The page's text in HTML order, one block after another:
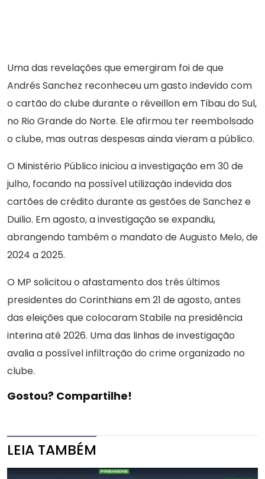
Uma das revelações que emergiram foi de que
Andrés Sanchez reconheceu um gasto indevido com
o cartão do clube durante o réveillon em Tibau do Sul,
no Rio Grande do Norte. Ele afirmou ter reembolsado
o clube, mas outras despesas ainda vieram a público.
O Ministério Público iniciou a investigação em 30 de
julho, focando na possível utilização indevida dos
cartões de crédito durante as gestões de Sanchez e
Duilio. Em agosto, a investigação se expandiu,
abrangendo também o mandato de Augusto Melo, de
2024 a 2025.
O MP solicitou o afastamento dos três últimos
presidentes do Corinthians em 21 de agosto, antes
das eleições que colocaram Stabile na presidência
interina até 2026. Uma das linhas de investigação
avalia a possível infiltração do crime organizado no
clube.
Gostou? Compartilhe!
LEIA TAMBÉM